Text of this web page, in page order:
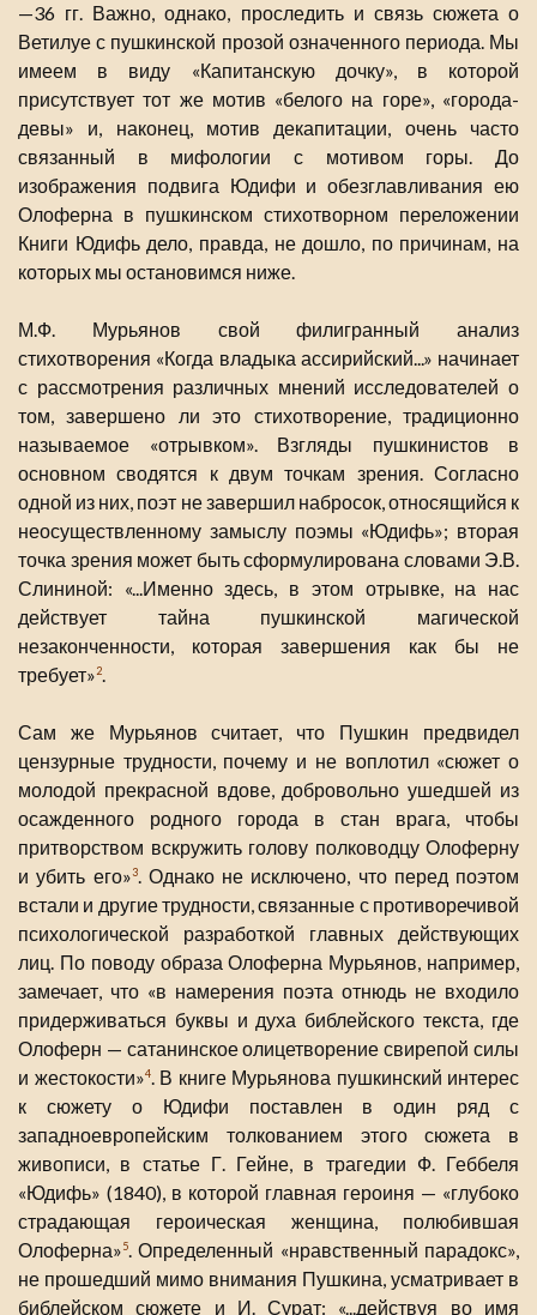
—36 гг. Важно, однако, проследить и связь сюжета о
Ветилуе с пушкинской прозой означенного периода. Мы
имеем в виду «Капитанскую дочку», в которой
присутствует тот же мотив «белого на горе», «города-
девы» и, наконец, мотив декапитации, очень часто
связанный в мифологии с мотивом горы. До
изображения подвига Юдифи и обезглавливания ею
Олоферна в пушкинском стихотворном переложении
Книги Юдифь дело, правда, не дошло, по причинам, на
которых мы остановимся ниже.
М.Ф. Мурьянов свой филигранный анализ
стихотворения «Когда владыка ассирийский...» начинает
с рассмотрения различных мнений исследователей о
том, завершено ли это стихотворение, традиционно
называемое «отрывком». Взгляды пушкинистов в
основном сводятся к двум точкам зрения. Согласно
одной из них, поэт не завершил набросок, относящийся к
неосуществленному замыслу поэмы «Юдифь»; вторая
точка зрения может быть сформулирована словами Э.В.
Слининой: «...Именно здесь, в этом отрывке, на нас
действует тайна пушкинской магической
незаконченности, которая завершения как бы не
требует»2.
Сам же Мурьянов считает, что Пушкин предвидел
цензурные трудности, почему и не воплотил «сюжет о
молодой прекрасной вдове, добровольно ушедшей из
осажденного родного города в стан врага, чтобы
притворством вскружить голову полководцу Олоферну
и убить его»3. Однако не исключено, что перед поэтом
встали и другие трудности, связанные с противоречивой
психологической разработкой главных действующих
лиц. По поводу образа Олоферна Мурьянов, например,
замечает, что «в намерения поэта отнюдь не входило
придерживаться буквы и духа библейского текста, где
Олоферн — сатанинское олицетворение свирепой силы
и жестокости»4. В книге Мурьянова пушкинский интерес
к сюжету о Юдифи поставлен в один ряд с
западноевропейским толкованием этого сюжета в
живописи, в статье Г. Гейне, в трагедии Ф. Геббеля
«Юдифь» (1840), в которой главная героиня — «глубоко
страдающая героическая женщина, полюбившая
Олоферна»5. Определенный «нравственный парадокс»,
не прошедший мимо внимания Пушкина, усматривает в
библейском сюжете и И. Сурат: «...действуя во имя